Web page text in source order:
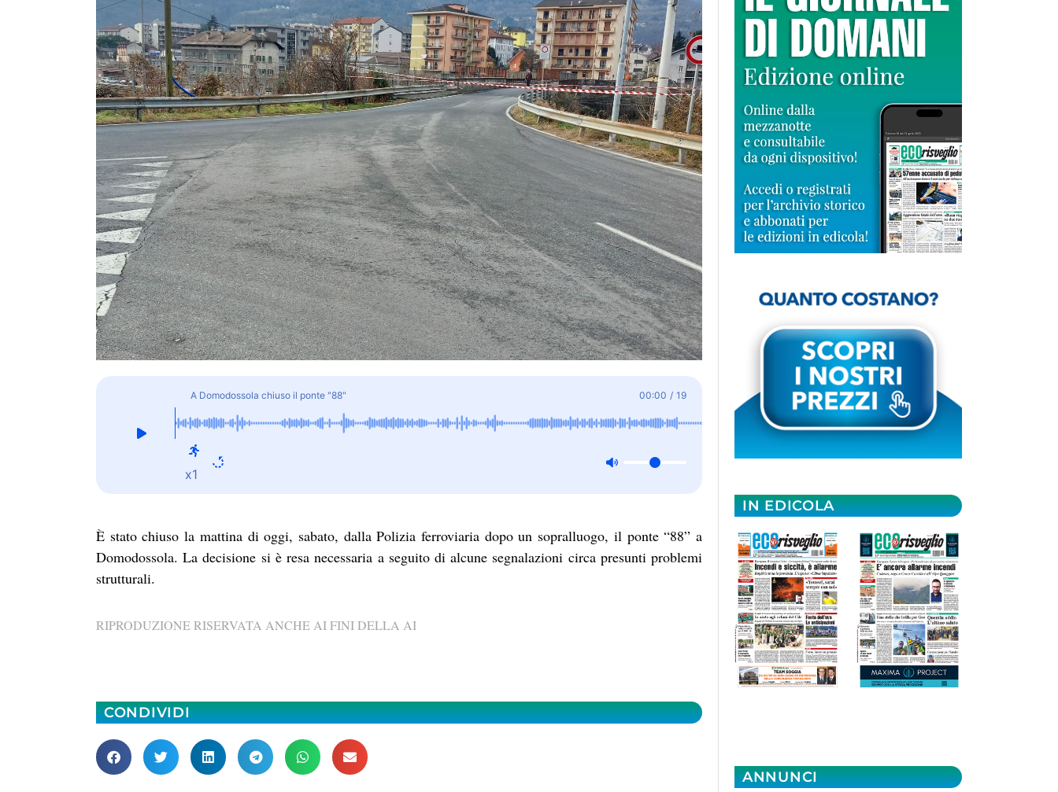
A Domodossola chiuso il ponte "88" 00:00 / 19
x1
È stato chiuso la mattina di oggi, sabato, dalla Polizia ferroviaria dopo un sopralluogo, il ponte “88” a
Domodossola. La decisione si è resa necessaria a seguito di alcune segnalazioni circa presunti problemi
strutturali.
RIPRODUZIONE RISERVATA ANCHE AI FINI DELLA AI
CONDIVIDI
IN EDICOLA
ANNUNCI